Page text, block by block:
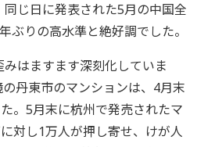
じ日に発表された5月の中国全
ぶりの高水準と絶好調でした。
はますます深刻化していま
丹東市のマンションは、4月末
。5月末に杭州で発売されたマ
対し1万人が押し寄せ、けが人